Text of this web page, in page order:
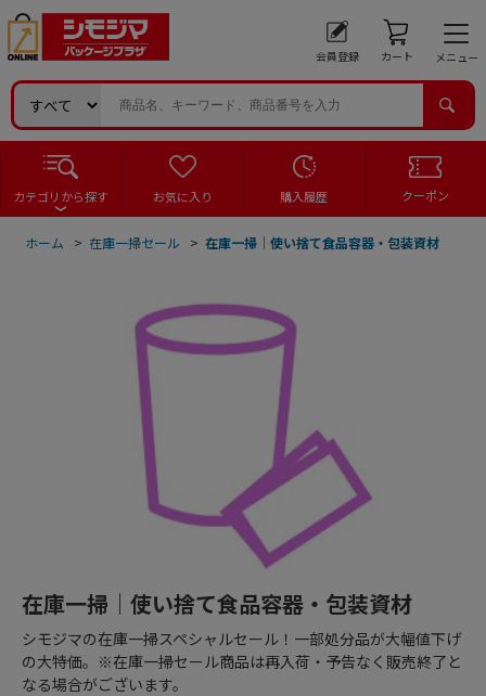
会員登録 カート メニュー
カテゴリから探す お気に入り 購入履歴 クーポン
ホーム > 在庫一掃セール > 在庫一掃｜使い捨て食品容器・包装資材
在庫一掃｜使い捨て食品容器・包装資材
シモジマの在庫一掃スペシャルセール！一部処分品が大幅値下げ
の大特価。※在庫一掃セール商品は再入荷・予告なく販売終了と
なる場合がございます。